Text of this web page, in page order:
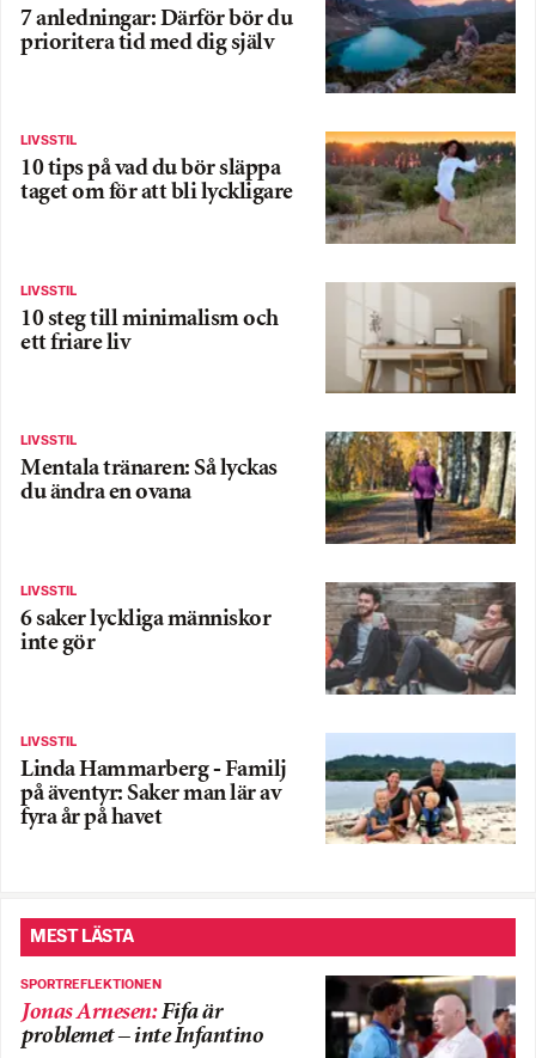
7 anledningar: Därför bör du
prioritera tid med dig själv
LIVSSTIL
10 tips på vad du bör släppa
taget om för att bli lyckligare
LIVSSTIL
10 steg till minimalism och
ett friare liv
LIVSSTIL
Mentala tränaren: Så lyckas
du ändra en ovana
LIVSSTIL
6 saker lyckliga människor
inte gör
LIVSSTIL
Linda Hammarberg - Familj
på äventyr: Saker man lär av
fyra år på havet
MEST LÄSTA
SPORTREFLEKTIONEN
Jonas Arnesen:Fifa är
problemet – inte Infantino